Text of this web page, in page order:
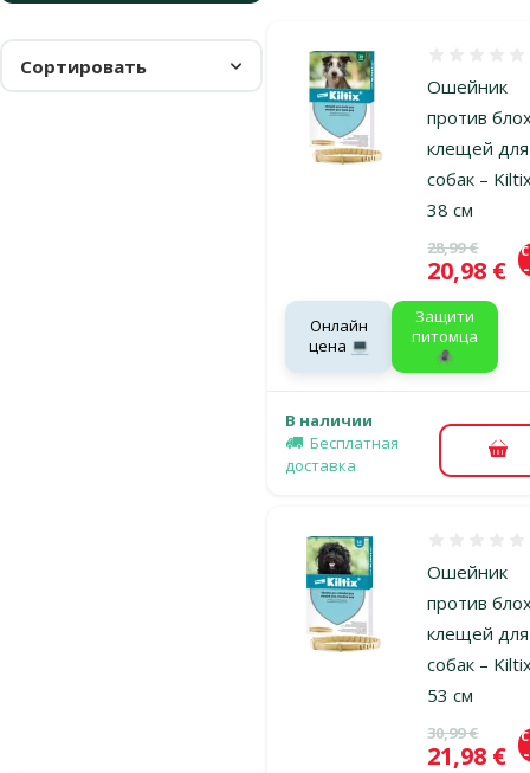
Сортировать
Ошейник
против
клещей для
собак –
38 см
Исходная
28,99 €
Цена
20,98 €
Онлайн
цена 💻
Защити
питомца
🕷️
В наличии
Бесплатная
доставка
В
Ошейник
против
клещей для
собак –
53 см
Исходная
30,99 €
Цена
21,98 €